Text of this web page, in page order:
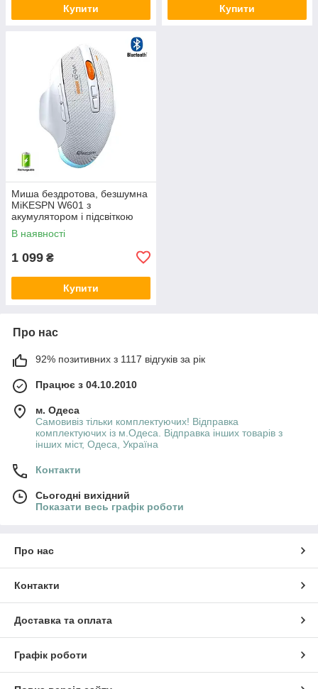
Купити Купити
Миша бездротова, безшумна
MiKESPN W601 з
акумулятором і підсвіткою
2,4G + Bluetooth White
В наявності
1 099 ₴
Купити
Про нас
92% позитивних з 1117 відгуків за рік
Працює з 04.10.2010
м. Одеса
Самовивіз тільки комплектуючих! Відправка
комплектуючих із м.Одеса. Відправка інших товарів з
інших міст, Одеса, Україна
Контакти
Сьогодні вихідний
Показати весь графік роботи
Про нас
Контакти
Доставка та оплата
Графік роботи